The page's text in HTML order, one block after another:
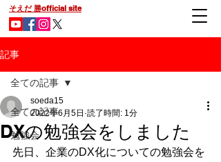
そえだ 勝official site
記事
全ての記事
勉強会
全ての記事
DXの勉強会をしました
soeda15
2022年6月5日 読了時間: 1分
先日、企業のDX化についての勉強会を